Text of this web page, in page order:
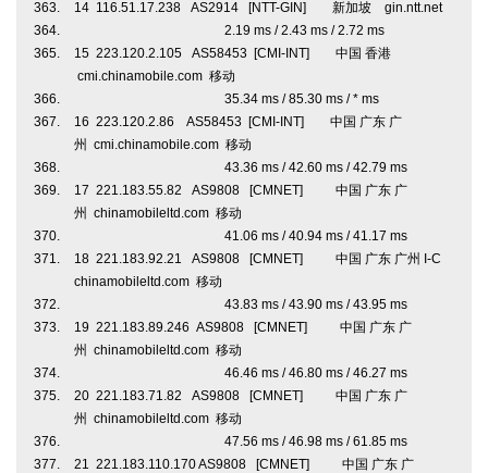
14 116.51.17.238 AS2914 [NTT-GIN] 新加坡 gin.ntt.net
2.19 ms / 2.43 ms / 2.72 ms
15 223.120.2.105 AS58453 [CMI-INT] 中国 香港
cmi.chinamobile.com 移动
35.34 ms / 85.30 ms / * ms
16 223.120.2.86 AS58453 [CMI-INT] 中国 广东 广
州 cmi.chinamobile.com 移动
43.36 ms / 42.60 ms / 42.79 ms
17 221.183.55.82 AS9808 [CMNET] 中国 广东 广
州 chinamobileltd.com 移动
41.06 ms / 40.94 ms / 41.17 ms
18 221.183.92.21 AS9808 [CMNET] 中国 广东 广州 I-C
chinamobileltd.com 移动
43.83 ms / 43.90 ms / 43.95 ms
19 221.183.89.246 AS9808 [CMNET] 中国 广东 广
州 chinamobileltd.com 移动
46.46 ms / 46.80 ms / 46.27 ms
20 221.183.71.82 AS9808 [CMNET] 中国 广东 广
州 chinamobileltd.com 移动
47.56 ms / 46.98 ms / 61.85 ms
21 221.183.110.170 AS9808 [CMNET] 中国 广东 广